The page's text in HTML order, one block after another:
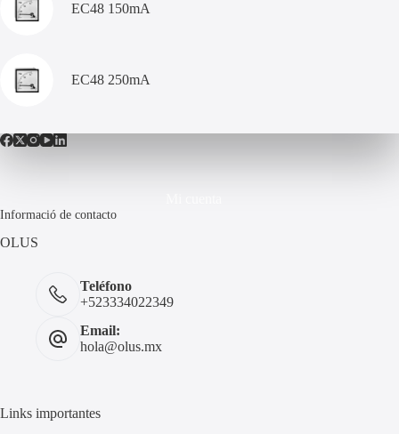
EC48 150mA
EC48 250mA
Informació de contacto
OLUS
Teléfono
+523334022349
Email:
hola@olus.mx
Links importantes